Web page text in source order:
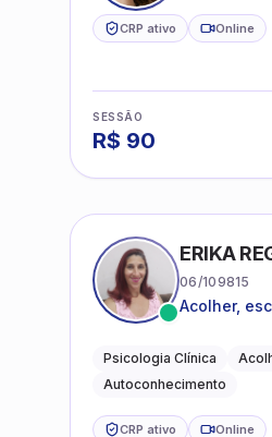
CRP ativo Online
SESSÃO
R$ 90
ERIKA
06/109815
Acolher,
Psicologia Clínica
Autoconhecimento
CRP ativo Online